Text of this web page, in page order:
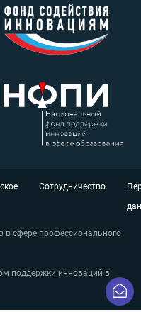
в сфере профессионального
поддержки инноваций в
Сотрудничество